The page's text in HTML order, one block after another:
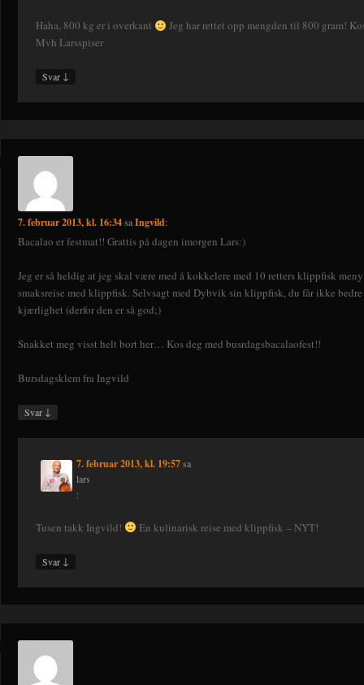
Haha, 800 kg er i overkant
Jeg har rettet opp mengden til 800 gram!
Mvh Larsspiser
Svar ↓
7. februar 2013, kl. 16:34saIngvild:
Bacalao er festmat!! Grattis på dagen imorgen Lars:)
Jeg er så heldig at jeg skal være med å kokkelere med 10 retters klippfisk
smaksreise med klippfisk. Selvsagt med Dybvik sin klippfisk, du får ikke
kjærlighet (derfor den er så god;)
Snakket meg visst helt bort her… Kos deg med busrdagsbacalaofest!!
Bursdagsklem fra Ingvild
Svar ↓
7. februar 2013, kl. 19:57 sa
lars
:
Tusen takk Ingvild! En kulinarisk reise med klippfisk – NYT!
Svar ↓